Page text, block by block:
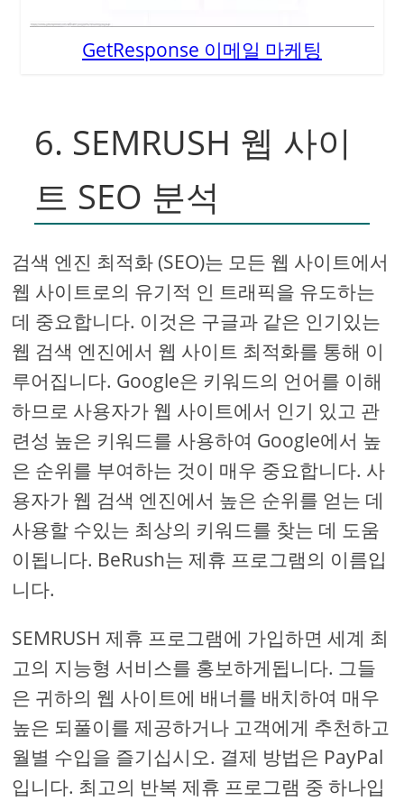
GetResponse 이메일 마케팅
6. SEMRUSH 웹 사이
트 SEO 분석
검색 엔진 최적화 (SEO)는 모든 웹 사이트에서
웹 사이트로의 유기적 인 트래픽을 유도하는
데 중요합니다. 이것은 구글과 같은 인기있는
웹 검색 엔진에서 웹 사이트 최적화를 통해 이
루어집니다. Google은 키워드의 언어를 이해
하므로 사용자가 웹 사이트에서 인기 있고 관
련성 높은 키워드를 사용하여 Google에서 높
은 순위를 부여하는 것이 매우 중요합니다. 사
용자가 웹 검색 엔진에서 높은 순위를 얻는 데
사용할 수있는 최상의 키워드를 찾는 데 도움
이됩니다. BeRush는 제휴 프로그램의 이름입
니다.
SEMRUSH 제휴 프로그램에 가입하면 세계 최
고의 지능형 서비스를 홍보하게됩니다. 그들
은 귀하의 웹 사이트에 배너를 배치하여 매우
높은 되풀이를 제공하거나 고객에게 추천하고
월별 수입을 즐기십시오. 결제 방법은 PayPal
입니다. 최고의 반복 제휴 프로그램 중 하나입